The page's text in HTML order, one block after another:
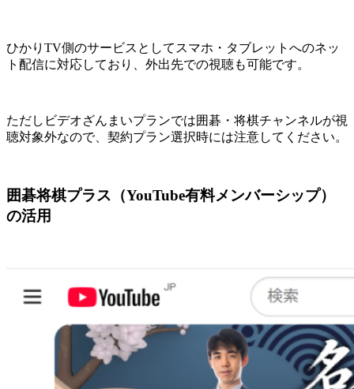
ひかりTV側のサービスとしてスマホ・タブレットへのネッ
ト配信に対応しており、外出先での視聴も可能です。
ただしビデオざんまいプランでは囲碁・将棋チャンネルが視
聴対象外なので、契約プラン選択時には注意してください。
囲碁将棋プラス（YouTube有料メンバーシップ）
の活用